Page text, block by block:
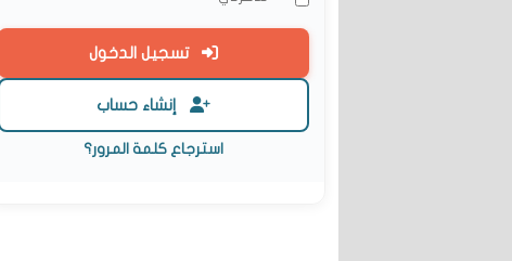
تسجيل الدخول
إنشاء حساب
استرجاع كلمة المرور؟